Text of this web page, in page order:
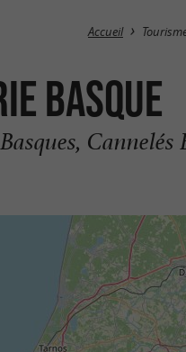
Accueil
Basque
Cannelés